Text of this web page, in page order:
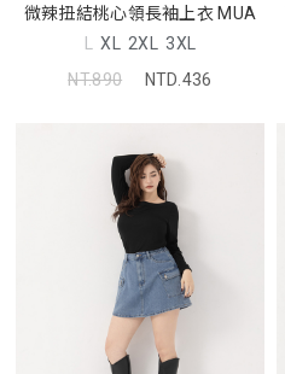
微辣扭結桃心領長袖上衣 MUA
L XL 2XL 3XL
NT.890
NTD.436